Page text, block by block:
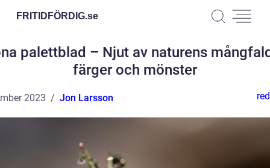
FRITIDFÖRDIG.se
palettblad – Njut av naturens
färger och mönster
2023 Jon Larsson